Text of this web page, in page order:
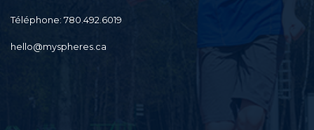
Téléphone: 780.492.6019
hello@myspheres.ca